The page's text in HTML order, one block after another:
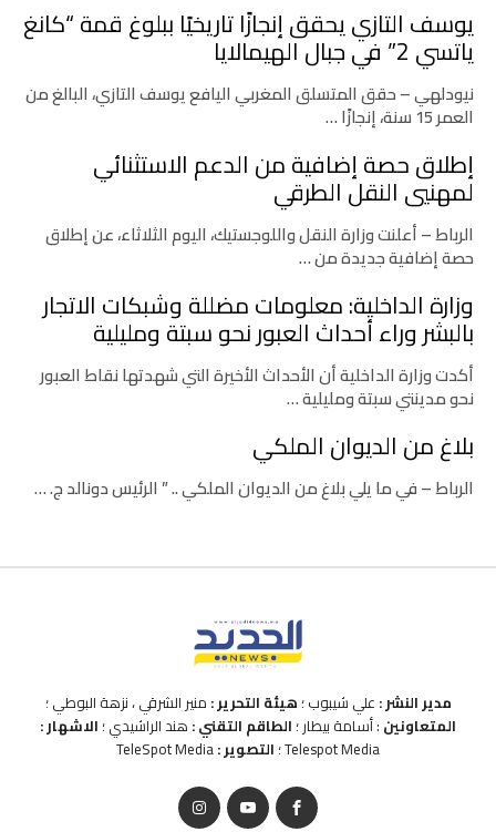
يوسف التازي يحقق إنجازًا تاريخيًا ببلوغ قمة “كانغ
ياتسي 2” في جبال الهيمالايا
نيودلهي – حقق المتسلق المغربي اليافع يوسف التازي، البالغ من
العمر 15 سنة، إنجازًا …
إطلاق حصة إضافية من الدعم الاستثنائي
لمهنيي النقل الطرقي
الرباط – أعلنت وزارة النقل واللوجستيك، اليوم الثلاثاء، عن إطلاق
حصة إضافية جديدة من …
وزارة الداخلية: معلومات مضللة وشبكات الاتجار
بالبشر وراء أحداث العبور نحو سبتة ومليلية
أكدت وزارة الداخلية أن الأحداث الأخيرة التي شهدتها نقاط العبور
نحو مدينتي سبتة ومليلية …
بلاغ من الديوان الملكي
الرباط – في ما يلي بلاغ من الديوان الملكي .. ” الرئيس دونالد ج. …
مدير النشر : علي شيبوب ؛ هيئة التحرير : منير الشرقي ، نزهة البوطي ؛
المتعاونين : أسامة بيطار ؛ الطاقم التقني : هند الراشيدي ؛ الاشهار :
Telespot Media ؛ التصوير :TeleSpot Media